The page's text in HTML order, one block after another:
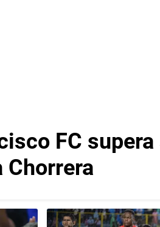
FC
Chorrera